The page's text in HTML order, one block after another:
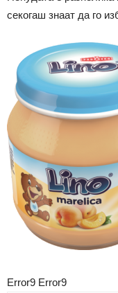
секогаш знаат да го
Error9 Error9